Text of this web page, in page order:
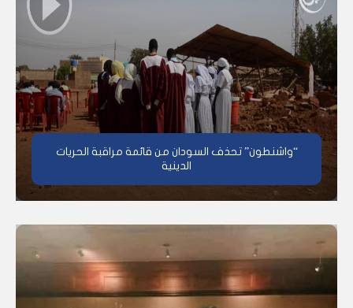
“واشنطون” تحذف السودان من قائمة مراقبة الحريات
الدينية